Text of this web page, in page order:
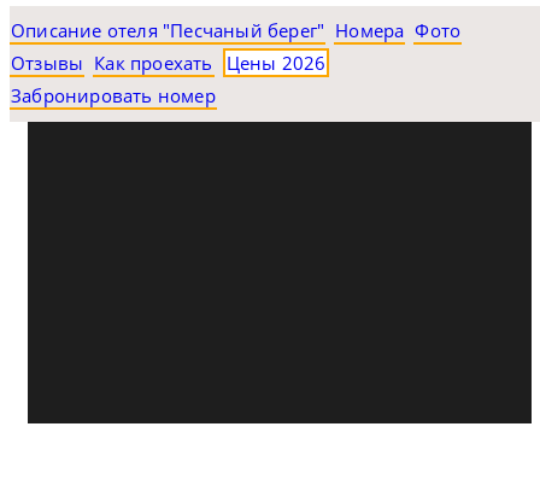
Описание отеля "Песчаный берег" Номера Фото
Отзывы Как проехать
Цены 2026
Забронировать номер